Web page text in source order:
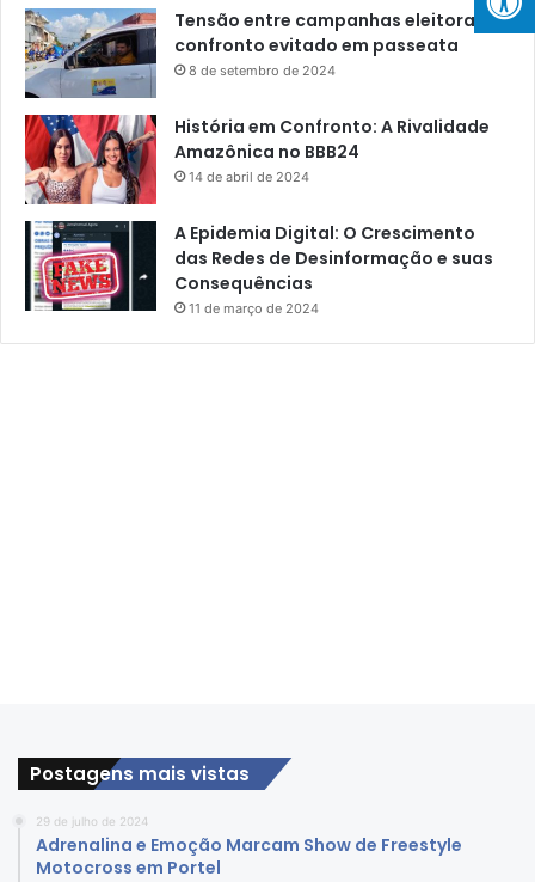
Tensão entre campanhas eleitorais:
confronto evitado em passeata
8 de setembro de 2024
História em Confronto: A Rivalidade
Amazônica no BBB24
14 de abril de 2024
A Epidemia Digital: O Crescimento
das Redes de Desinformação e suas
Consequências
11 de março de 2024
Postagens mais vistas
29 de julho de 2024
Adrenalina e Emoção Marcam Show de Freestyle
Motocross em Portel